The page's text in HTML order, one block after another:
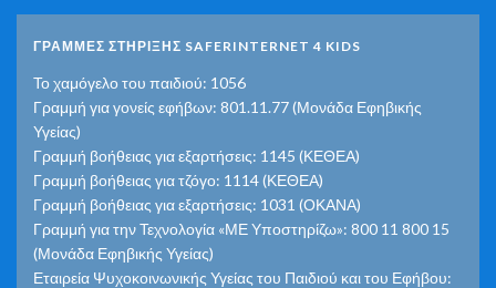
ΓΡΑΜΜΕΣ ΣΤΗΡΙΞΗΣ SAFERINTERNET 4 KIDS
Το χαμόγελο του παιδιού: 1056
Γραμμή για γονείς εφήβων: 801.11.77 (Μονάδα Εφηβικής
Υγείας)
Γραμμή βοήθειας για εξαρτήσεις: 1145 (ΚΕΘΕΑ)
Γραμμή βοήθειας για τζόγο: 1114 (ΚΕΘΕΑ)
Γραμμή βοήθειας για εξαρτήσεις: 1031 (ΟΚΑΝΑ)
Γραμμή για την Τεχνολογία «ΜΕ Υποστηρίζω»: 800 11 800 15
(Μονάδα Εφηβικής Υγείας)
Εταιρεία Ψυχοκοινωνικής Υγείας του Παιδιού και του Εφήβου: